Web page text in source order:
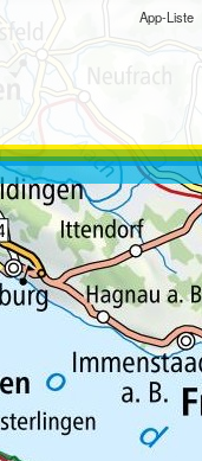
App-Liste